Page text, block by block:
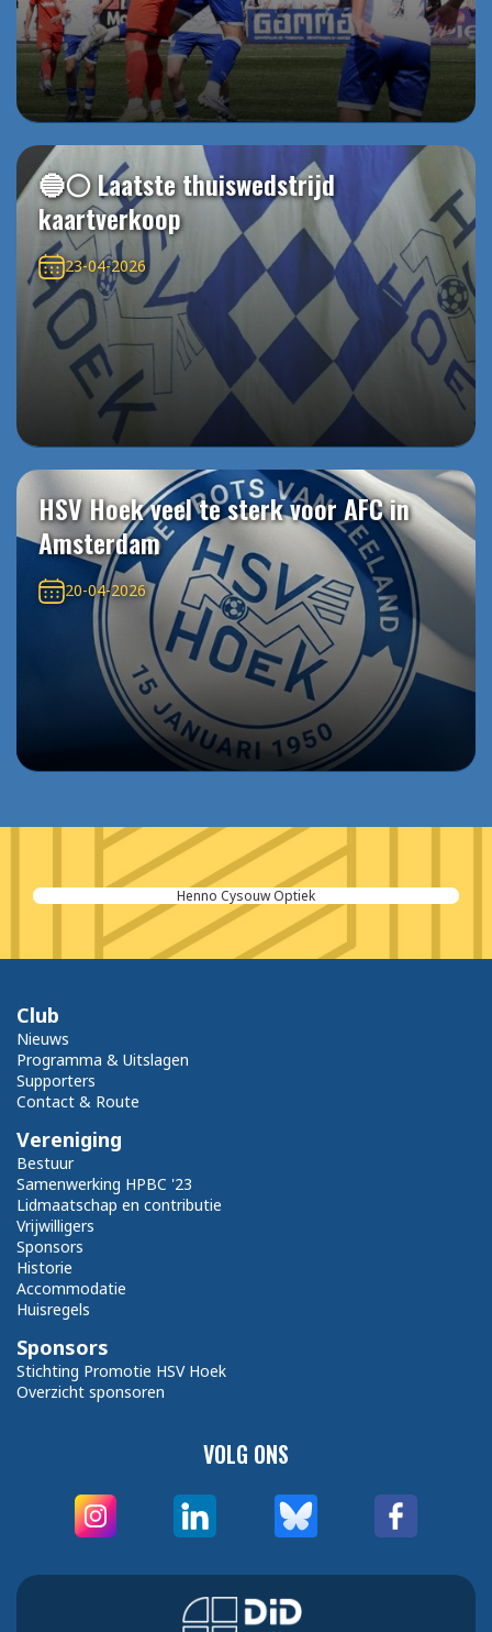
🔵⚪️ Laatste thuiswedstrijd
kaartverkoop
23-04-2026
HSV Hoek veel te sterk voor AFC in
Amsterdam
20-04-2026
Henno Cysouw Optiek
VOLG ONS
Club
Nieuws
Programma & Uitslagen
Supporters
Contact & Route
Vereniging
Bestuur
Samenwerking HPBC '23
Lidmaatschap en contributie
Vrijwilligers
Sponsors
Historie
Accommodatie
Huisregels
Sponsors
Stichting Promotie HSV Hoek
Overzicht sponsoren